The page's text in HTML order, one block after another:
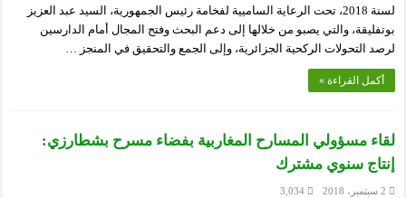
لسنة 2018، تحت الرعاية الساميية لفخامة رئيس الجمهورية، السيد عبد العزيز
بوتفليقة، والتي يصبو من خلالها إلى دعم البحث وفتح المجال أمام الدارسين
لرصد التحولات الركحية الجزائرية، وإلى الجمع والتحقيق في المنجز …
أكمل القراءة »
لقاء مسؤولي المسارح المغاربية بفضاء مسرح بشطارزي:
إنتاج سنوي مشترك
2 سبتمبر، 2018 3,034